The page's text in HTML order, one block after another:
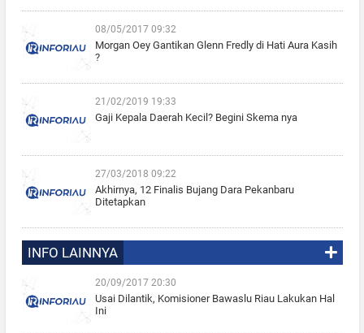
08/05/2017 09:32
Morgan Oey Gantikan Glenn Fredly di Hati Aura Kasih
?
21/02/2019 19:33
Gaji Kepala Daerah Kecil? Begini Skema nya
27/03/2018 09:22
Akhirnya, 12 Finalis Bujang Dara Pekanbaru
Ditetapkan
INFO LAINNYA
20/09/2017 20:30
Usai Dilantik, Komisioner Bawaslu Riau Lakukan Hal
Ini